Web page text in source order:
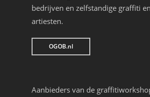
bedrijven en zelfstandige graffiti
artiesten.
OGOB.nl
Aanbieders van de